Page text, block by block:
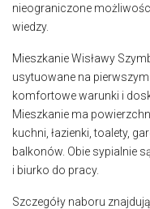
nieograniczone
wiedzy.
Mieszkanie Wisławy
usytuowane na
komfortowe warunki i
Mieszkanie ma
kuchni, łazienki, toalety,
balkonów. Obie sypialnie
i biurko do pracy.
Szczegóły naboru